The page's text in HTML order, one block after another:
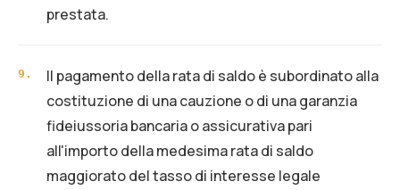
prestata.
9 .
Il pagamento della rata di saldo è subordinato alla
costituzione di una cauzione o di una garanzia
fideiussoria bancaria o assicurativa pari
all'importo della medesima rata di saldo
maggiorato del tasso di interesse legale